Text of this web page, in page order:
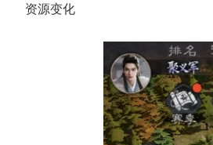
资源变化